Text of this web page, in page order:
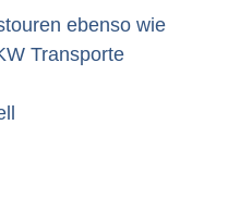
ebenso wie
Transporte